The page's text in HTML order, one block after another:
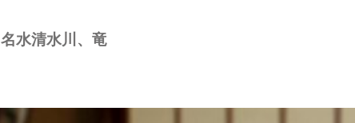
水清水川、竜